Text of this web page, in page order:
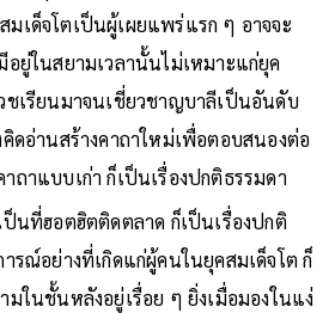
เด็จโตเป็นผู้เผยแพร่แรก ๆ อาจจะ
อยู่ในสยามเวลานั้นไม่เหมาะแก่ยุค
ชเรียนมาจนเชี่ยวชาญบาลีเป็นอันดับ
ดอ่านสร้างคาถาใหม่เพื่อตอบสนองต่อ
ถาแบบเก่า ก็เป็นเรื่องปกติธรรมดา
ป็นที่ฮอตฮิตติดตลาด ก็เป็นเรื่องปกติ
รณ์อย่างที่เกิดแก่ผู้คนในยุคสมเด็จโต ก็
มในชั้นหลังอยู่เรื่อย ๆ ยิ่งเมื่อมองในแง่